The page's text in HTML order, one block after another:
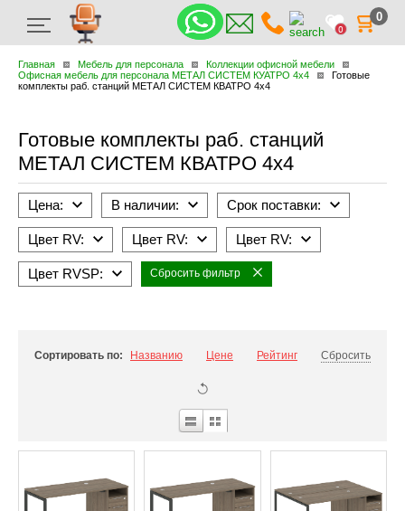
0
0
Главная Мебель для персонала
Коллекции офисной мебели
Офисная мебель для персонала МЕТАЛ СИСТЕМ КУАТРО 4х4
Готовые
комплекты раб. станций МЕТАЛ СИСТЕМ КВАТРО 4х4
Готовые комплекты раб. станций
МЕТАЛ СИСТЕМ КВАТРО 4х4
Цена: В наличии: Срок поставки:
Цвет RV: Цвет RV: Цвет RV:
Цвет RVSP: Сбросить фильтр
Сортировать по: Названию Цене Рейтинг Сбросить